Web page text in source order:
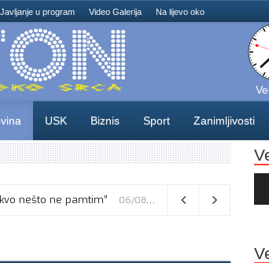
Javljanje u program Video Galerija Na lijevo oko
USK Biznis Sport Zanimljivosti
nešto ne pamtim” 06/08/2026
Vance kaže da će pregovori s Iranom potrajati, odbacio navode o sukobu s Netanyahuom 06/08/2026